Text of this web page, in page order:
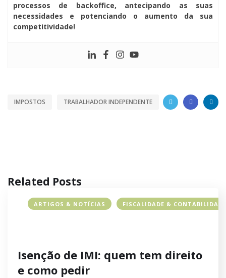
processos de backoffice, antecipando as suas
necessidades e potenciando o aumento da sua
competitividade!
IMPOSTOS TRABALHADOR INDEPENDENTE
Related Posts
ARTIGOS & NOTÍCIAS FISCALIDADE & CONTABILIDADE
Isenção de IMI: quem tem direito
e como pedir